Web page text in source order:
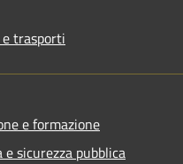
trasporti
e formazione
e sicurezza pubblica